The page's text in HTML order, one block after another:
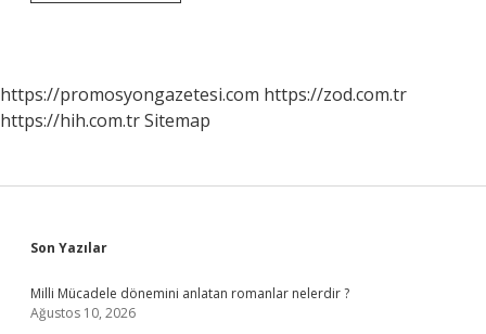
https://promosyongazetesi.com https://zod.com.tr
https://hih.com.trSitemap
Sidebar
Son Yazılar
Milli Mücadele dönemini anlatan romanlar nelerdir ?
Ağustos 10, 2026